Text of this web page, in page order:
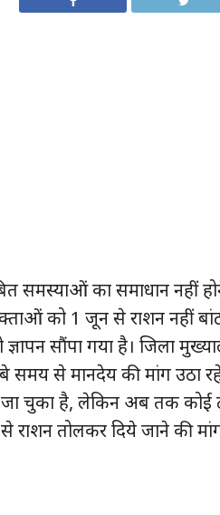
समस्याओं का समाधान नहीं
को 1 जून से राशन नहीं
ज्ञापन सौंपा गया है। जिला
समय से मानदेय की मांग उठा
चुका है, लेकिन अब तक कोई
राशन तोलकर दिये जाने की